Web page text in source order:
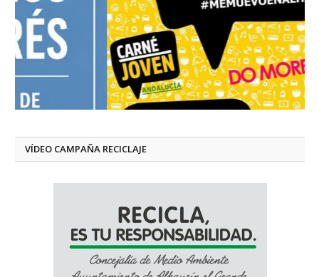
VÍDEO CAMPAÑA RECICLAJE